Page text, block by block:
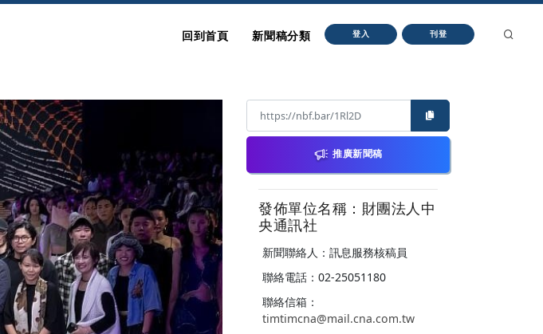
回到首頁 新聞稿分類 登入 刊登
推廣新聞稿
發佈單位名稱：財團法人中
央通訊社
新聞聯絡人：訊息服務核稿員
聯絡電話：02-25051180
聯絡信箱：
timtimcna@mail.cna.com.tw